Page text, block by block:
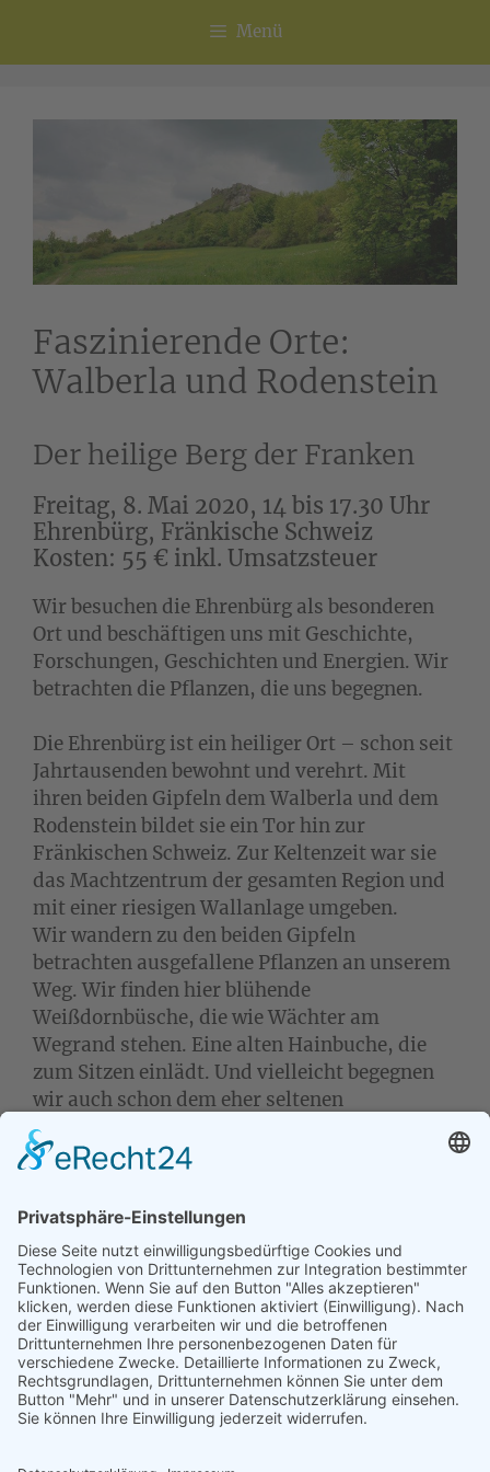
Menü
Faszinierende Orte:
Walberla und Rodenstein
Der heilige Berg der Franken
Freitag, 8. Mai 2020, 14 bis 17.30 Uhr
Ehrenbürg, Fränkische Schweiz
Kosten: 55 € inkl. Umsatzsteuer
Wir besuchen die Ehrenbürg als besonderen
Ort und beschäftigen uns mit Geschichte,
Forschungen, Geschichten und Energien. Wir
betrachten die Pflanzen, die uns begegnen.
Die Ehrenbürg ist ein heiliger Ort – schon seit
Jahrtausenden bewohnt und verehrt. Mit
ihren beiden Gipfeln dem Walberla und dem
Rodenstein bildet sie ein Tor hin zur
Fränkischen Schweiz. Zur Keltenzeit war sie
das Machtzentrum der gesamten Region und
mit einer riesigen Wallanlage umgeben.
Wir wandern zu den beiden Gipfeln
betrachten ausgefallene Pflanzen an unserem
Weg. Wir finden hier blühende
Weißdornbüsche, die wie Wächter am
Wegrand stehen. Eine alten Hainbuche, die
zum Sitzen einlädt. Und vielleicht begegnen
wir auch schon dem eher seltenen
Schwalbenwurz, dem Knabenkraut und
anderen pflanzlichen Helfern.
Nach Zusage/Anmeldung ist eine kostenfreie
möglich. Bei einer späteren Absage sind die
kompletten Seminargebühren fällig.